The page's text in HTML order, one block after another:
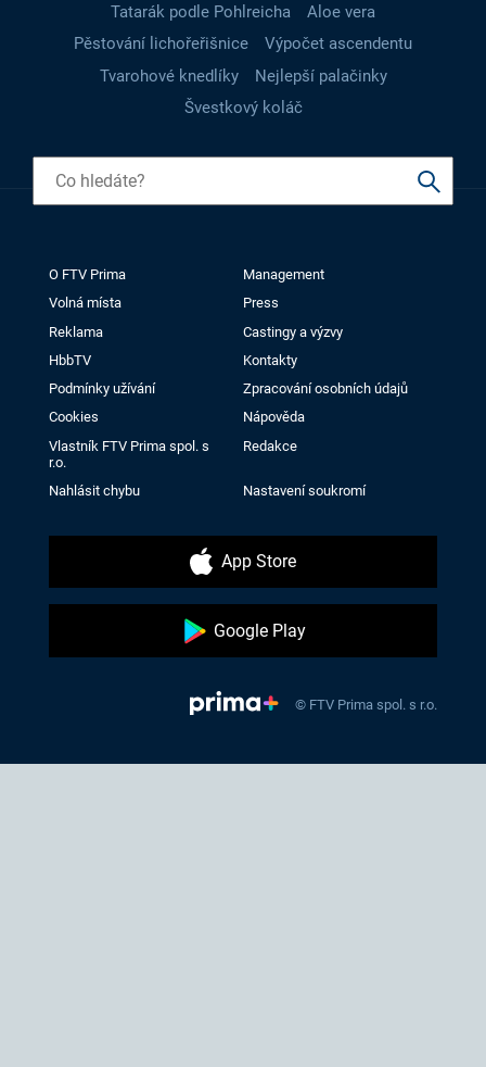
Tatarák podle Pohlreicha
Aloe vera
Pěstování lichořeřišnice
Výpočet ascendentu
Tvarohové knedlíky
Nejlepší palačinky
Švestkový koláč
O FTV Prima
Management
Volná místa
Press
Reklama
Castingy a výzvy
HbbTV
Kontakty
Podmínky užívání
Zpracování osobních údajů
Cookies
Nápověda
Vlastník FTV Prima spol. s
r.o.
Redakce
Nahlásit chybu Nastavení soukromí
App Store
Google Play
© FTV Prima spol. s r.o.